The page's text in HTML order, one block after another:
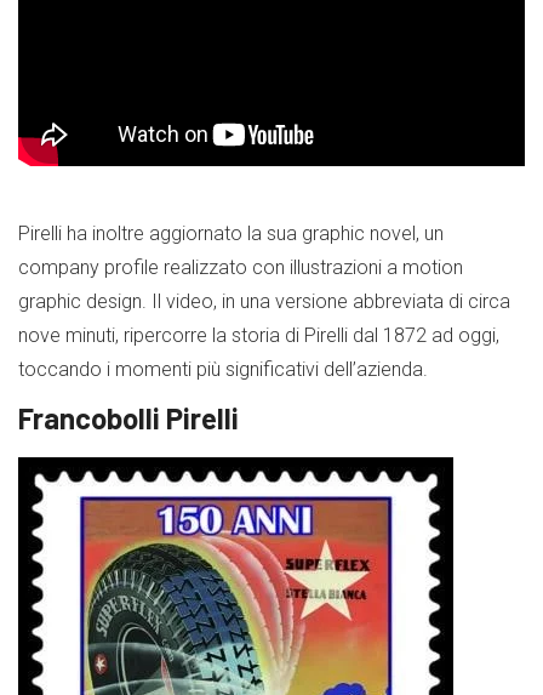
Pirelli ha inoltre aggiornato la sua graphic novel, un
company profile realizzato con illustrazioni a motion
graphic design. Il video, in una versione abbreviata di circa
nove minuti, ripercorre la storia di Pirelli dal 1872 ad oggi,
toccando i momenti più significativi dell’azienda.
Francobolli Pirelli